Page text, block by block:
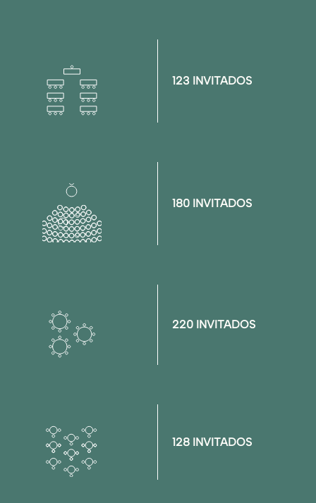
123 INVITADOS
180 INVITADOS
220 INVITADOS
128 INVITADOS